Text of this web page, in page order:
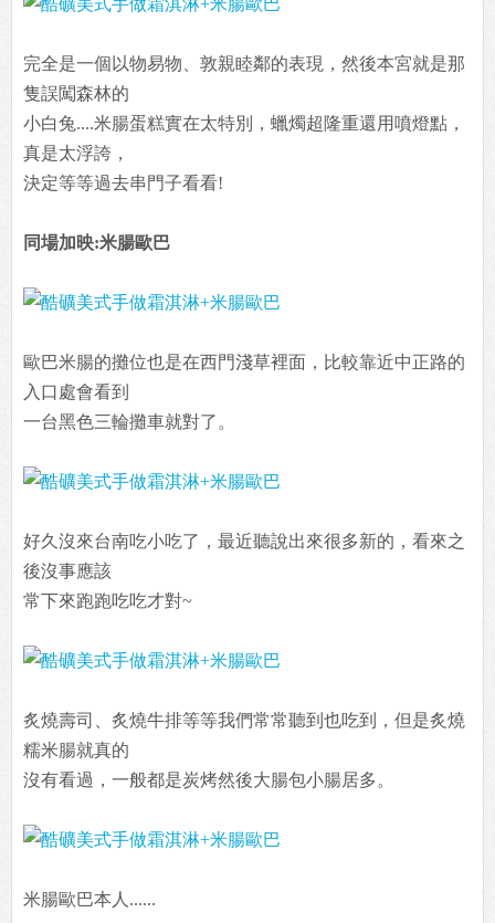
完全是一個以物易物、敦親睦鄰的表現，然後本宮就是那
隻誤闖森林的
小白兔....米腸蛋糕實在太特別，蠟燭超隆重還用噴燈點，
真是太浮誇，
決定等等過去串門子看看!
同場加映:米腸歐巴
歐巴米腸的攤位也是在西門淺草裡面，比較靠近中正路的
入口處會看到
一台黑色三輪攤車就對了。
好久沒來台南吃小吃了，最近聽說出來很多新的，看來之
後沒事應該
常下來跑跑吃吃才對~
炙燒壽司、炙燒牛排等等我們常常聽到也吃到，但是炙燒
糯米腸就真的
沒有看過，一般都是炭烤然後大腸包小腸居多。
米腸歐巴本人......